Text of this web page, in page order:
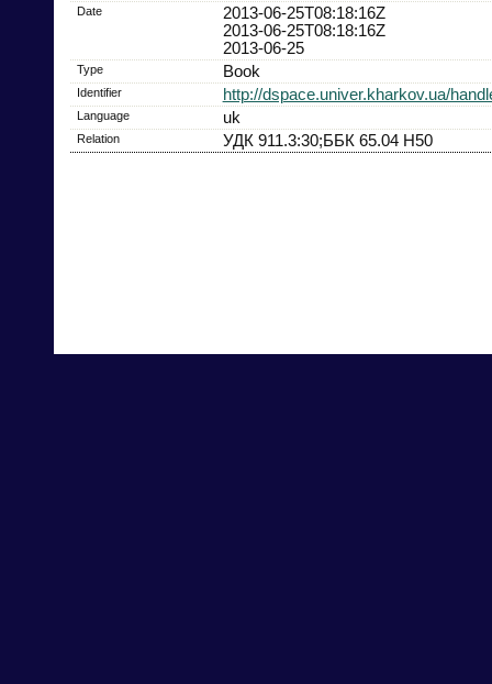
Date
2013-06-25T08:18:16Z
2013-06-25T08:18:16Z
2013-06-25
Type Book
Identifier http://dspace.univer.kharkov.ua/
Language uk
Relation УДК 911.3:30;ББК 65.04 Н50